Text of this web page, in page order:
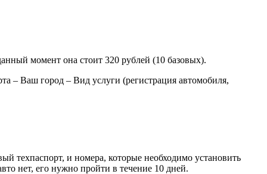
момент она стоит 320 рублей (10 базовых).
– Ваш город – Вид услуги (регистрация автомобиля,
техпаспорт, и номера, которые необходимо установить
нет, его нужно пройти в течение 10 дней.